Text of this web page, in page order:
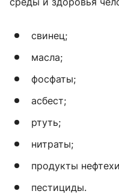
свинец;
масла;
фосфаты;
асбест;
ртуть;
нитраты;
продукты
пестициды.